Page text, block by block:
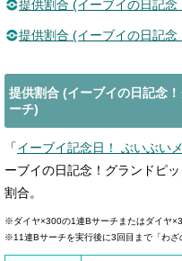
提供割合 (イーブイの日記
提供割合 (イーブイの日記
提供割合 (イーブイの日記念
ーチ)
「イーブイ記念日！ ぶいぶい
ーブイの日記念！グランドピ
割合。
※ダイヤ×300の1連Bサーチまたはダイヤ
※11連Bサーチを実行後に3回目まで「わざ